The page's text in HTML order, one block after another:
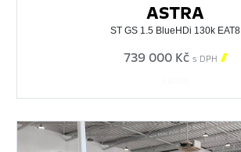
ASTRA
ST GS 1.5 BlueHDi 130k EAT8
739 000 Kč s DPH 